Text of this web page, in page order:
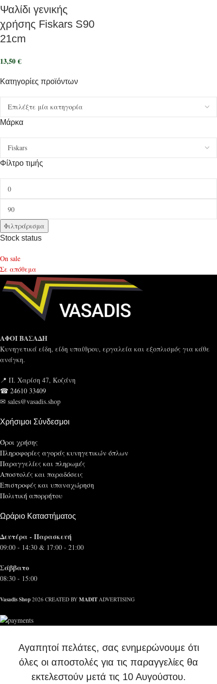
Κατηγορίες προϊόντων
Μάρκα
Φίλτρο τιμής
Φιλτράρισμα
Stock status
On sale
Σε απόθεμα
Ψαλίδι γενικής
χρήσης Fiskars S90
21cm
13,50€
ΑΦΟΙ ΒΑΣΑΔΗ
Κυνηγετικά είδη, είδη υπαίθρου, εργαλεία και εξοπλισμός για κάθε
ανάγκη.
📍 Π. Χαρίση 47, Κοζάνη
☎ 24610 33409
✉ sales@vasadis.shop
Χρήσιμοι Σύνδεσμοι
Όροι χρήσης
Πληροφορίες αγοράς κυνηγετικών όπλων
Παραγγελίες και πληρωμές
Αποστολές και παραδόσεις
Επιστροφές και υπαναχώρηση
Πολιτική απορρήτου
Ωράριο Καταστήματος
Δευτέρα - Παρασκευή
09:00 - 14:30 & 17:00 - 21:00
Σάββατο
08:30 - 15:00
Vasadis Shop 2026 CREATED BY MADIT ADVERTISING
Αγαπητοί πελάτες, σας ενημερώνουμε ότι
όλες οι αποστολές για τις παραγγελίες θα
εκτελεστούν μετά τις 10 Αυγούστου.